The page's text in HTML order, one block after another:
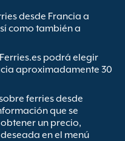
desde Francia a
como también a
podrá elegir
aproximadamente 30
ferries desde
que se
un precio,
en el menú